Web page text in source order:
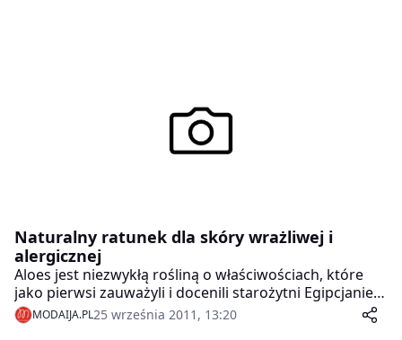
Naturalny ratunek dla skóry wrażliwej i
alergicznej
Aloes jest niezwykłą rośliną o właściwościach, które
jako pierwsi zauważyli i docenili starożytni Egipcjanie.
Kleopatra stosowała aloes w pielęgnacji skóry. Sok tej
rośliny stał się już wtedy receptą na nieprzemijające
MODAIJA.PL25 września 2011, 13:20